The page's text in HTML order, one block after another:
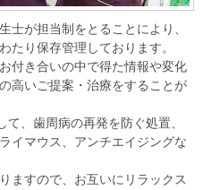
士が担当制をとることにより、
たり保存管理しております。
付き合いの中で得た情報や変化
高いご提案・治療をすることが
、歯周病の再発を防ぐ処置、
イマウス、アンチエイジングな
ますので、お互いにリラックス